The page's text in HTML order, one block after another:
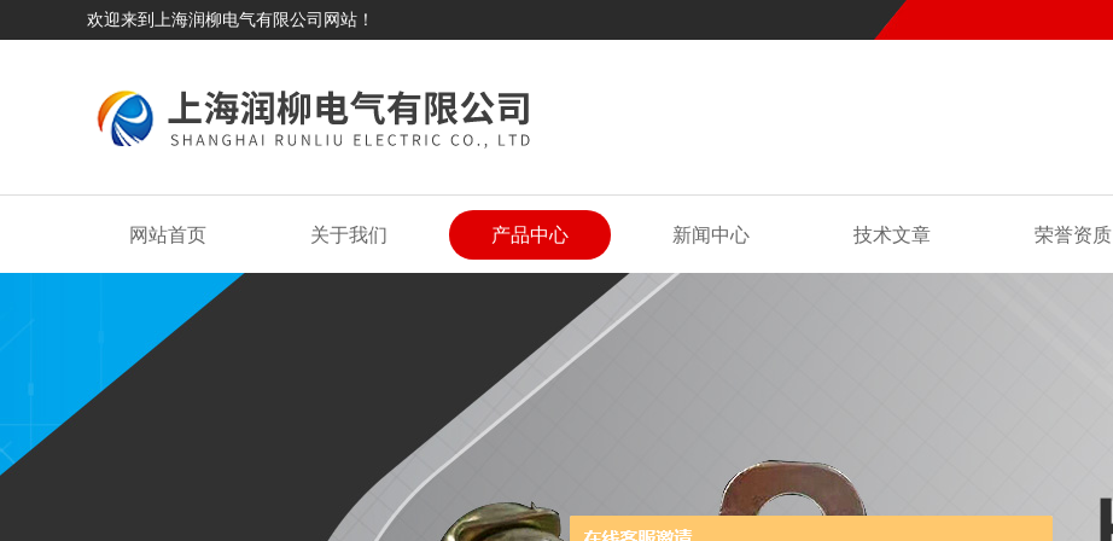
欢迎来到上海润柳电气有限公司网站！
网站首页 关于我们 产品中心 新闻中心 技术文章 荣誉资质